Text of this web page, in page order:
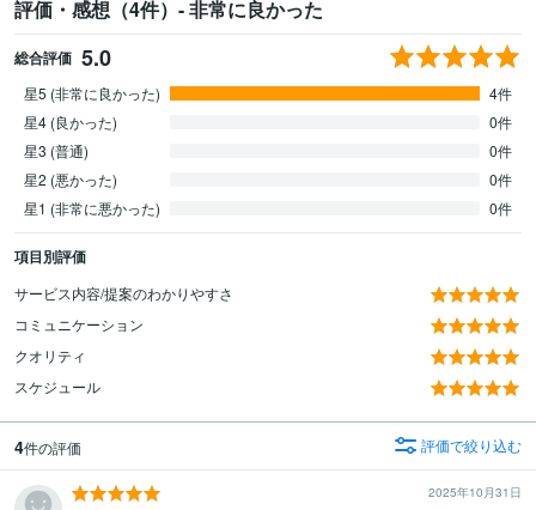
評価・感想（4件）- 非常に良かった
総合評価 5.0
星5 (非常に良かった)
4件
星4 (良かった)
0件
星3 (普通)
0件
星2 (悪かった)
0件
星1 (非常に悪かった)
0件
項目別評価
サービス内容/提案のわかりやすさ
コミュニケーション
クオリティ
スケジュール
4件の評価 評価で絞り込む
2025年10月31日